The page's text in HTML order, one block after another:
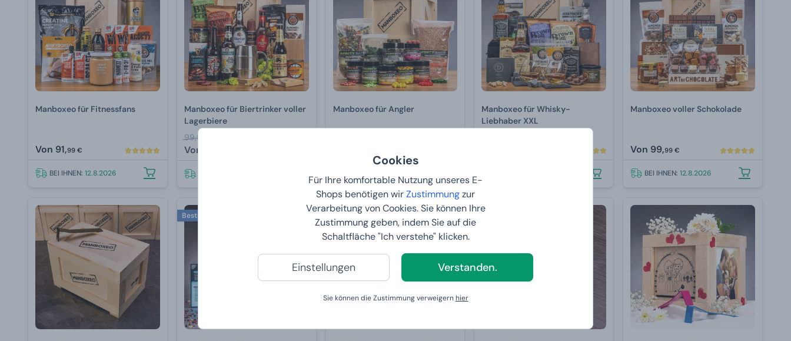
Cookies
Für Ihre komfortable Nutzung unseres E-
Shops benötigen wirZustimmungzur
Verarbeitung von Cookies. Sie können Ihre
Zustimmung geben, indem Sie auf die
Schaltfläche "Ich verstehe" klicken.
Einstellungen Verstanden.
Sie können die Zustimmung verweigernhier
Manboxeo für Fitnessfans
Von 91,99 €
BEI IHNEN: 12.8.2026
Manboxeo für Biertrinker voller
Lagerbiere
99,99 €
Von
Manboxeo für Angler
Manboxeo für Whisky-
Liebhaber XXL
Manboxeo voller Schokolade
Von 99,99 €
BEI IHNEN:12.8.2026
Bestseller 2+1 GRATIS 2+1 GRATIS